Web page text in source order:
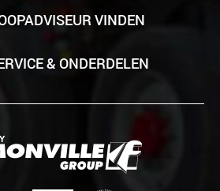
VINDEN
& ONDERDELEN